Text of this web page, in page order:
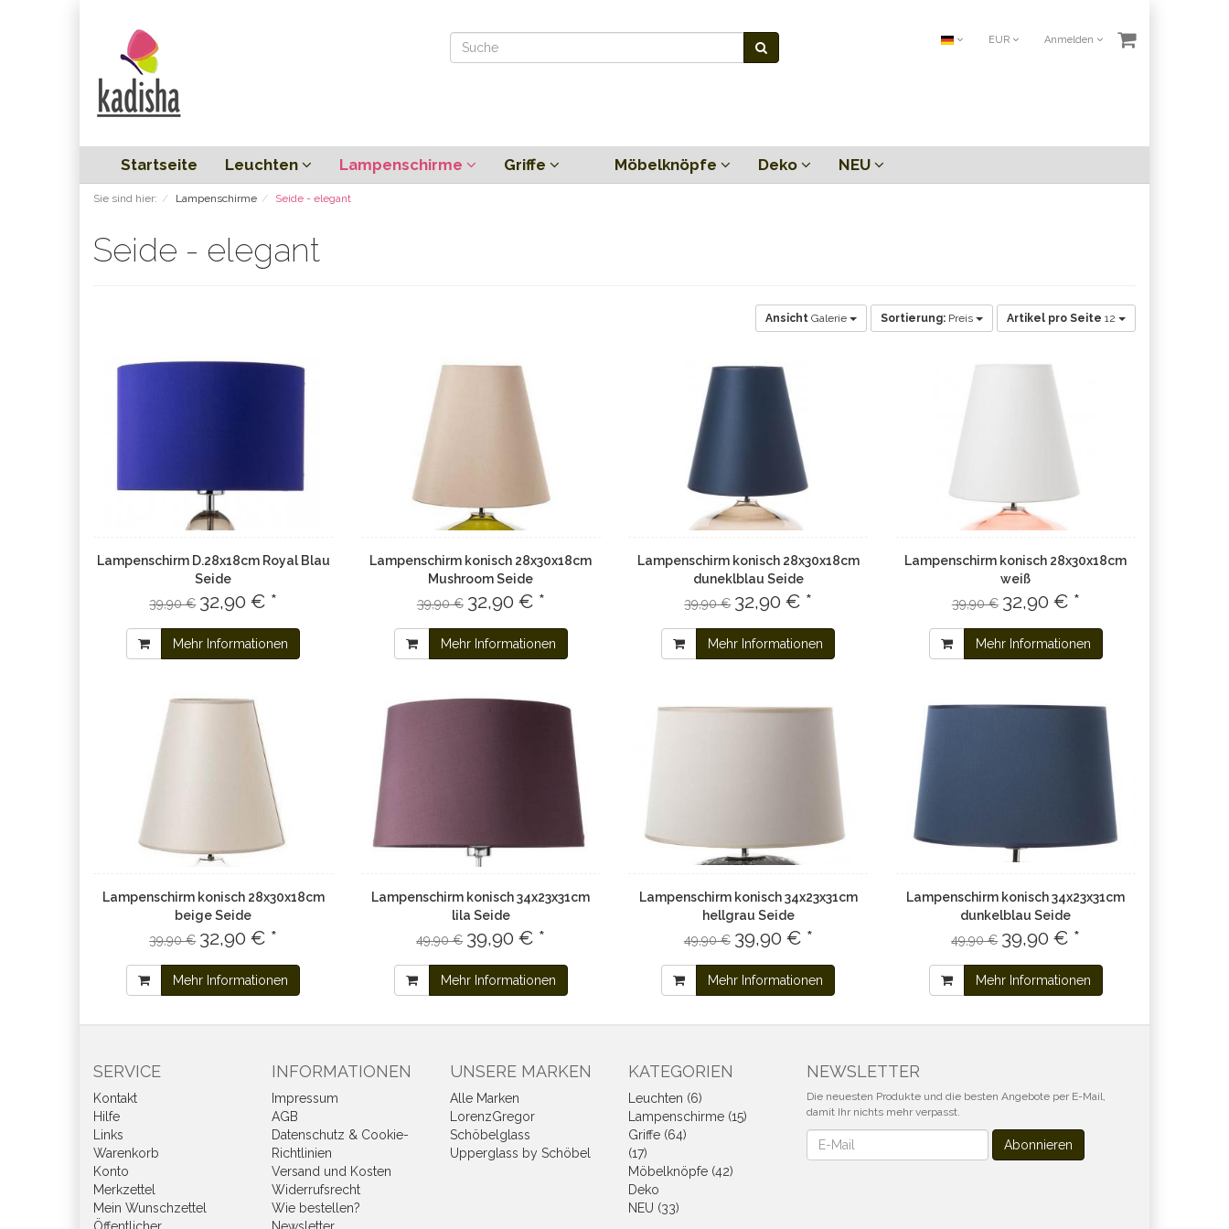
EUR Anmelden
Startseite Leuchten Lampenschirme Griffe Möbelknöpfe Deko NEU
Sie sind hier: Lampenschirme Seide - elegant
Seide - elegant
Ansicht Galerie Sortierung: Preis Artikel pro Seite 12
Lampenschirm D.28x18cm Royal Blau
Seide
39,90 € 32,90 € *
Mehr Informationen
Lampenschirm konisch 28x30x18cm
Mushroom Seide
39,90 € 32,90 € *
Mehr Informationen
Lampenschirm konisch 28x30x18cm
duneklblau Seide
39,90 € 32,90 € *
Mehr Informationen
Lampenschirm konisch 28x30x18cm
weiß
39,90 € 32,90 € *
Mehr Informationen
Lampenschirm konisch 28x30x18cm
beige Seide
39,90 € 32,90 € *
Mehr Informationen
Lampenschirm konisch 34x23x31cm
lila Seide
49,90 € 39,90 € *
Mehr Informationen
Lampenschirm konisch 34x23x31cm
hellgrau Seide
49,90 € 39,90 € *
Mehr Informationen
Lampenschirm konisch 34x23x31cm
dunkelblau Seide
49,90 € 39,90 € *
Mehr Informationen
SERVICE
Kontakt
Hilfe
Links
Warenkorb
Konto
Merkzettel
Mein Wunschzettel
INFORMATIONEN
Impressum
AGB
Datenschutz & Cookie-
Richtlinien
Versand und Kosten
Widerrufsrecht
Wie bestellen?
UNSERE MARKEN
Alle Marken
LorenzGregor
Schöbelglass
Upperglass by Schöbel
KATEGORIEN
Leuchten (6)
Lampenschirme (15)
Griffe (64)
(17)
Möbelknöpfe (42)
Deko
NEU (33)
NEWSLETTER
Die neuesten Produkte und die besten Angebote per E-Mail,
damit Ihr nichts mehr verpasst.
Newsletter Abonnieren